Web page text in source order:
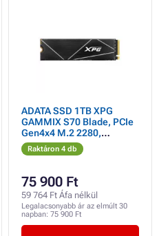
ADATA SSD 1TB XPG
GAMMIX S70 Blade, PCIe
Gen4x4 M.2 2280,
(R:7400/ W:5500MB/s)
Raktáron 4 db
75 900 Ft
59 764 Ft Áfa nélkül
Legalacsonyabb ár az elmúlt 30
napban: 75 900 Ft